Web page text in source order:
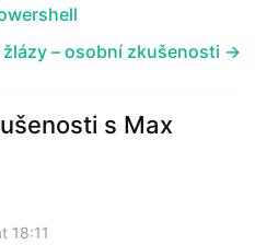
– osobní zkušenosti →
s Max
18:11